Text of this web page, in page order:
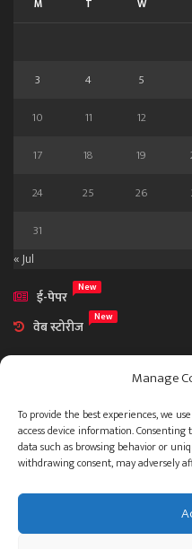
Manage
To provide the best experiences, we
access device information. Consenting
data such as browsing behavior or
withdrawing consent, may adversely
3
4 5
10
11 12
17
18 19
24
25 26
31
« Jul
ई-पेपर
New
वेब स्टोरीज New
आमच्या विषयी
संपर्क